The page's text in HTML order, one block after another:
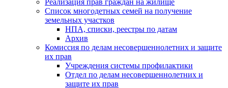
Реализация прав граждан на жилище
Список многодетных семей на получение
земельных участков
НПА, списки, реестры по датам
Архив
Комиссия по делам несовершеннолетних и защите
их прав
Учреждения системы профилактики
Отдел по делам несовершеннолетних и
защите их прав